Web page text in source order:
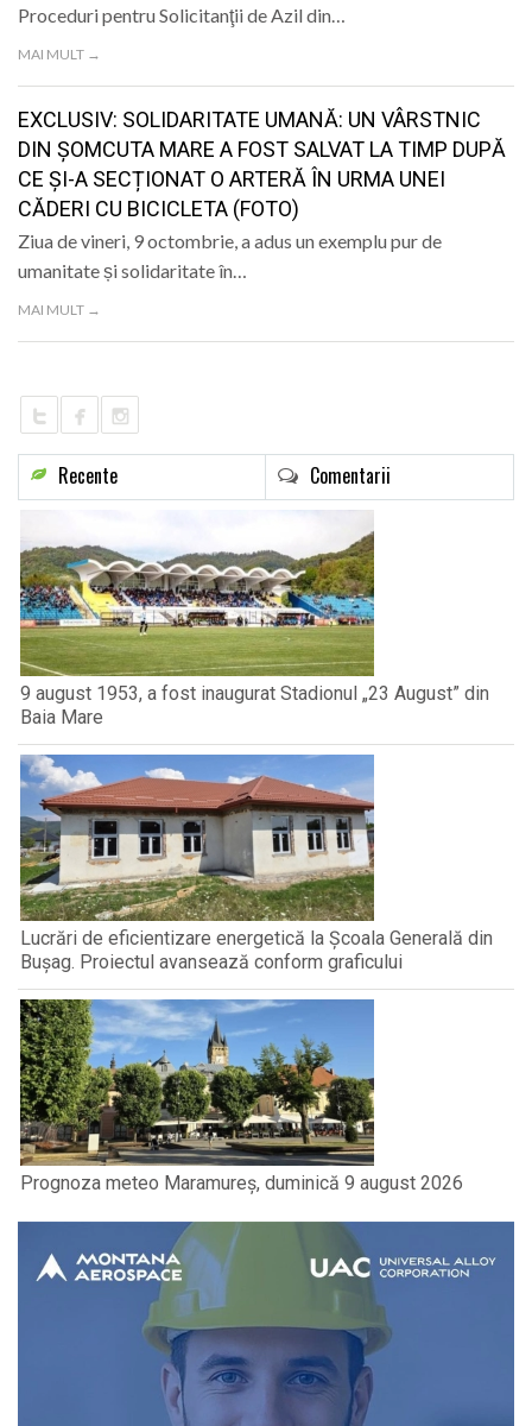
Proceduri pentru Solicitanţii de Azil din…
MAI MULT →
EXCLUSIV: SOLIDARITATE UMANĂ: UN VÂRSTNIC
DIN ȘOMCUTA MARE A FOST SALVAT LA TIMP DUPĂ
CE ȘI-A SECȚIONAT O ARTERĂ ÎN URMA UNEI
CĂDERI CU BICICLETA (FOTO)
Ziua de vineri, 9 octombrie, a adus un exemplu pur de
umanitate și solidaritate în…
MAI MULT →
Recente Comentarii
9 august 1953, a fost inaugurat Stadionul „23 August” din
Baia Mare
Lucrări de eficientizare energetică la Școala Generală din
Bușag. Proiectul avansează conform graficului
Prognoza meteo Maramureș, duminică 9 august 2026